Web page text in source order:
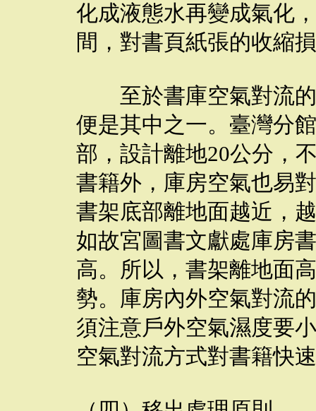
化成液態水再變成氣化
間，對書頁紙張的收縮
至於書庫空氣對流的
便是其中之一。臺灣分
部，設計離地20公分，
書籍外，庫房空氣也易
書架底部離地面越近，
如故宮圖書文獻處庫房
高。所以，書架離地面
勢。庫房內外空氣對流
須注意戶外空氣濕度要
空氣對流方式對書籍快